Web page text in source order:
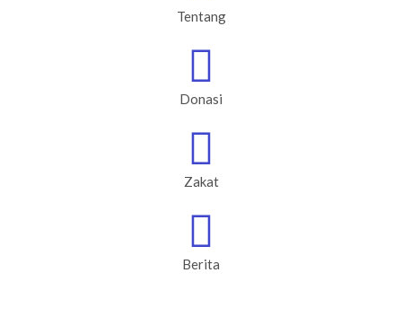
Tentang
Donasi
Zakat
Berita